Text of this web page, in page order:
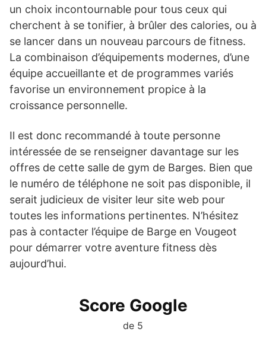
un choix incontournable pour tous ceux qui
cherchent à se tonifier, à brûler des calories, ou à
se lancer dans un nouveau parcours de fitness.
La combinaison d’équipements modernes, d’une
équipe accueillante et de programmes variés
favorise un environnement propice à la
croissance personnelle.
Il est donc recommandé à toute personne
intéressée de se renseigner davantage sur les
offres de cette salle de gym de Barges. Bien que
le numéro de téléphone ne soit pas disponible, il
serait judicieux de visiter leur site web pour
toutes les informations pertinentes. N’hésitez
pas à contacter l’équipe de Barge en Vougeot
pour démarrer votre aventure fitness dès
aujourd’hui.
Score Google
de 5